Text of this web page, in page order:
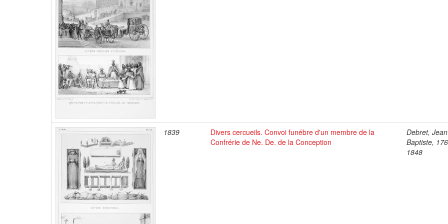
1839
Divers cercueils. Convoi funébre d'un membre de la
Confrérie de Ne. De. de la Conception
Debret, Jean
Baptiste,
1848